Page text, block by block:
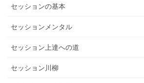
セッションの基本
セッションメンタル
セッション上達への道
セッション川柳